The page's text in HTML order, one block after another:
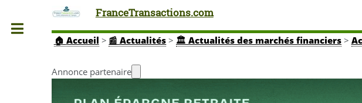
FranceTransactions.com
🏠 Accueil > 📰 Actualités > 🏛️ Actualités des marchés financiers>
Annonce partenaire
Toggle